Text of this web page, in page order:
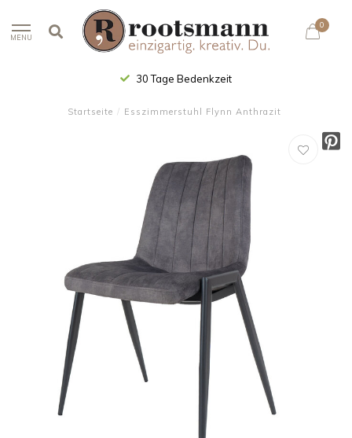
MENU
0
30 Tage Bedenkzeit
Startseite / Esszimmerstuhl Flynn Anthrazit